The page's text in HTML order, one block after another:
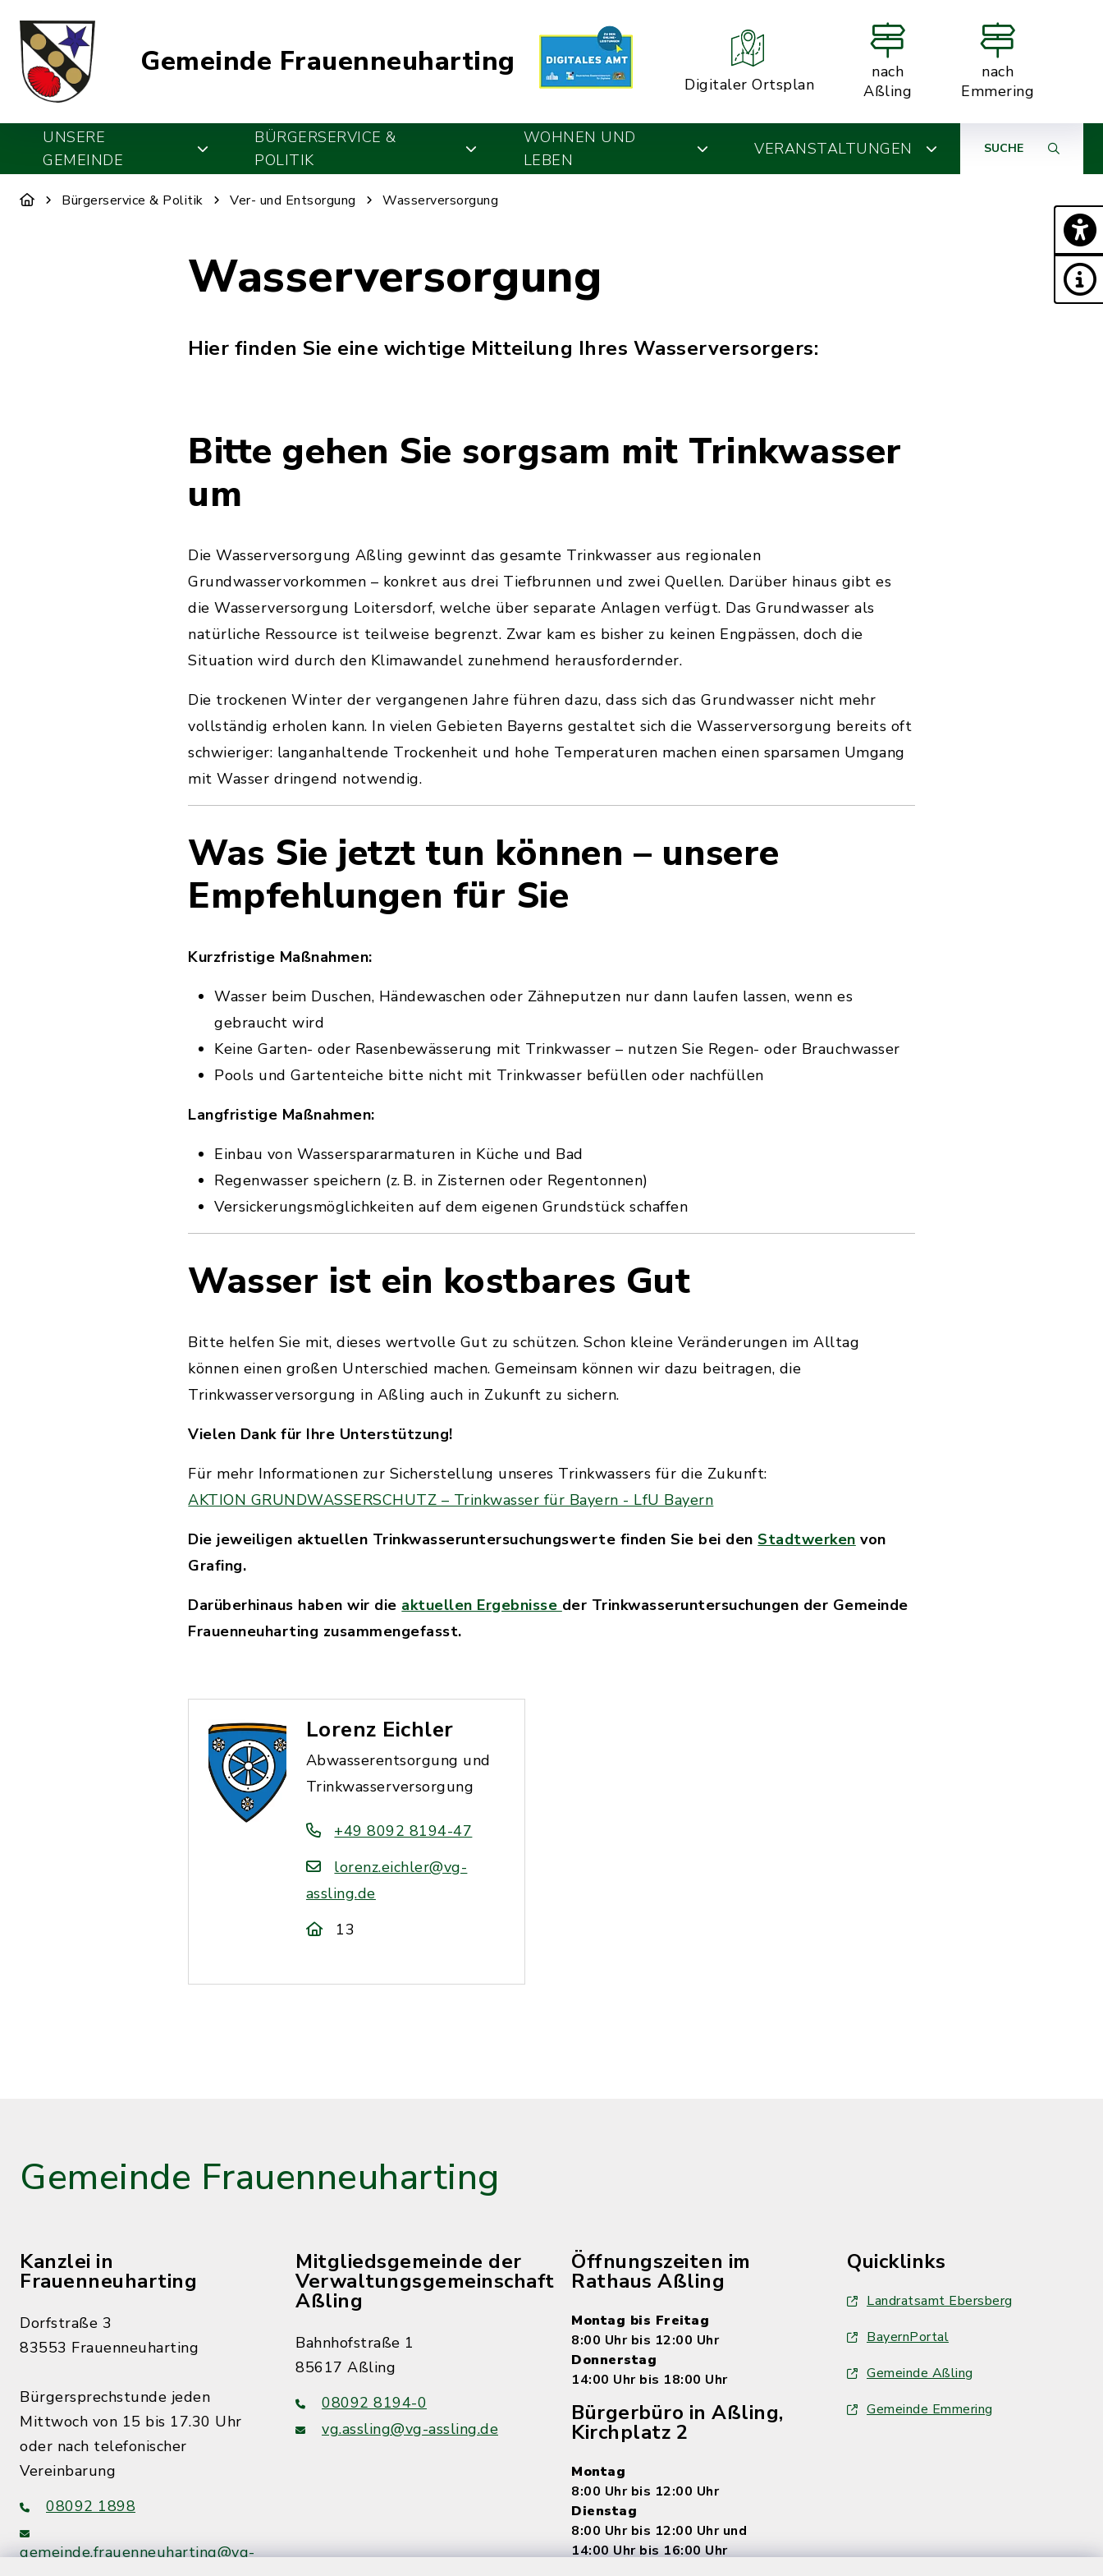
Gemeinde Frauenneuharting
Digitaler Ortsplan
nach
Aßling
nach
Emmering
UNSERE
GEMEINDE
BÜRGERSERVICE &
POLITIK
WOHNEN UND
LEBEN
VERANSTALTUNGEN SUCHE
Bürgerservice & Politik Ver- und Entsorgung Wasserversorgung
Wasserversorgung
Hier finden Sie eine wichtige Mitteilung Ihres Wasserversorgers:
Bitte gehen Sie sorgsam mit Trinkwasser
um
Die Wasserversorgung Aßling gewinnt das gesamte Trinkwasser aus regionalen
Grundwasservorkommen – konkret aus drei Tiefbrunnen und zwei Quellen. Darüber hinaus gibt es
die Wasserversorgung Loitersdorf, welche über separate Anlagen verfügt. Das Grundwasser als
natürliche Ressource ist teilweise begrenzt. Zwar kam es bisher zu keinen Engpässen, doch die
Situation wird durch den Klimawandel zunehmend herausfordernder.
Die trockenen Winter der vergangenen Jahre führen dazu, dass sich das Grundwasser nicht mehr
vollständig erholen kann. In vielen Gebieten Bayerns gestaltet sich die Wasserversorgung bereits oft
schwieriger: langanhaltende Trockenheit und hohe Temperaturen machen einen sparsamen Umgang
mit Wasser dringend notwendig.
Was Sie jetzt tun können – unsere
Empfehlungen für Sie
Kurzfristige Maßnahmen:
Wasser beim Duschen, Händewaschen oder Zähneputzen nur dann laufen lassen, wenn es
gebraucht wird
Keine Garten- oder Rasenbewässerung mit Trinkwasser – nutzen Sie Regen- oder Brauchwasser
Pools und Gartenteiche bitte nicht mit Trinkwasser befüllen oder nachfüllen
Langfristige Maßnahmen:
Einbau von Wasserspararmaturen in Küche und Bad
Regenwasser speichern (z. B. in Zisternen oder Regentonnen)
Versickerungsmöglichkeiten auf dem eigenen Grundstück schaffen
Wasser ist ein kostbares Gut
Bitte helfen Sie mit, dieses wertvolle Gut zu schützen. Schon kleine Veränderungen im Alltag
können einen großen Unterschied machen. Gemeinsam können wir dazu beitragen, die
Trinkwasserversorgung in Aßling auch in Zukunft zu sichern.
Vielen Dank für Ihre Unterstützung!
Für mehr Informationen zur Sicherstellung unseres Trinkwassers für die Zukunft:
AKTION GRUNDWASSERSCHUTZ – Trinkwasser für Bayern - LfU Bayern
Die jeweiligen aktuellen Trinkwasseruntersuchungswerte finden Sie bei denStadtwerken von
Grafing.
Darüberhinaus haben wir die aktuellen Ergebnisse der Trinkwasseruntersuchungen der Gemeinde
Frauenneuharting zusammengefasst.
Lorenz Eichler
Abwasserentsorgung und
Trinkwasserversorgung
+49 8092 8194-47
lorenz.eichler@vg-
assling.de
13
Gemeinde Frauenneuharting
Kanzlei in
Frauenneuharting
Dorfstraße 3
83553 Frauenneuharting
Bürgersprechstunde jeden
Mittwoch von 15 bis 17.30 Uhr
oder nach telefonischer
Vereinbarung
08092 1898
gemeinde.frauenneuharting@vg-
Mitgliedsgemeinde der
Verwaltungsgemeinschaft
Aßling
Bahnhofstraße 1
85617 Aßling
08092 8194-0
vg.assling@vg-assling.de
Öffnungszeiten im
Rathaus Aßling
Montag bis Freitag
8:00 Uhr bis 12:00 Uhr
Donnerstag
14:00 Uhr bis 18:00 Uhr
Bürgerbüro in Aßling,
Kirchplatz 2
Montag
8:00 Uhr bis 12:00 Uhr
Dienstag
8:00 Uhr bis 12:00 Uhr und
14:00 Uhr bis 16:00 Uhr
Quicklinks
Landratsamt Ebersberg
BayernPortal
Gemeinde Aßling
Gemeinde Emmering